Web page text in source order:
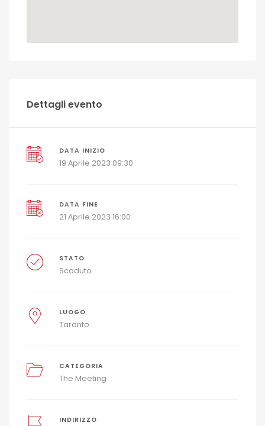
Dettagli evento
DATA INIZIO
19 Aprile 2023 09:30
DATA FINE
21 Aprile 2023 16:00
STATO
Scaduto
LUOGO
Taranto
CATEGORIA
The Meeting
INDIRIZZO